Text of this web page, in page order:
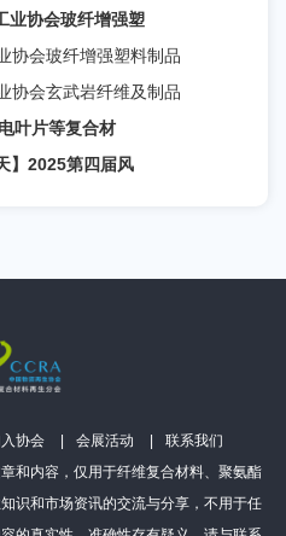
业协会玻纤增强塑
协会玻纤增强塑料制品
协会玄武岩纤维及制品
叶片等复合材
】2025第四届风
协会 会展活动
联系我们
和内容，仅用于纤维复合材料、聚氨酯
识和市场资讯的交流与分享，不用于任